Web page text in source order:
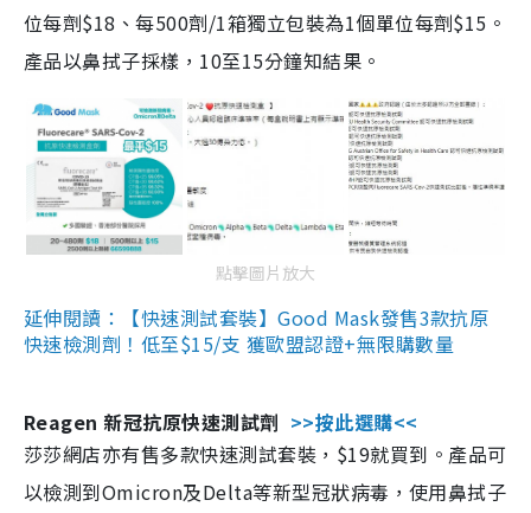
位每劑$18、每500劑/1箱獨立包裝為1個單位每劑$15。
產品以鼻拭子採樣，10至15分鐘知結果。
點擊圖片放大
延伸閱讀：【快速測試套裝】Good Mask發售3款抗原
快速檢測劑！低至$15/支 獲歐盟認證+無限購數量
Reagen 新冠抗原快速測試劑 >>按此選購<<
莎莎網店亦有售多款快速測試套裝，$19就買到。產品可
以檢測到Omicron及Delta等新型冠狀病毒，使用鼻拭子